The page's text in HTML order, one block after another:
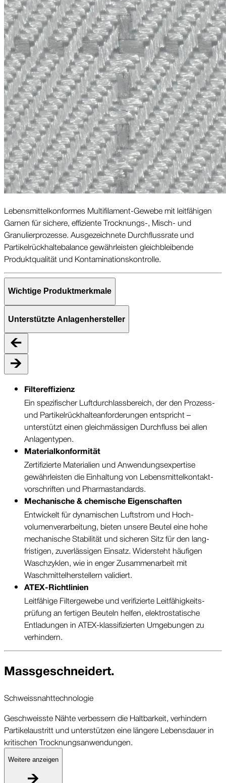
Lebensmittel­konformes Multi­filament-Gewebe mit leitfähigen
Garnen für sichere, effiziente Trocknungs-, Misch- und
Granulier­prozesse. Ausgezeichnete Durchfluss­rate und
Partikel­rückhalte­balance gewährleisten gleichbleibende
Produkt­qualität und Kontaminations­kontrolle.
Wichtige Produkt­merkmale
Unterstützte Anlagen­hersteller
Filter­effizienz
Ein spezifischer Luftdurchlass­bereich, der den Prozess-
und Partikel­rückhalte­anforderungen entspricht –
unterstützt einen gleichmässigen Durchfluss bei allen
Anlagen­typen.
Material­konformität
Zertifizierte Materialien und Anwendungs­expertise
gewährleisten die Einhaltung von Lebensmittel­kontakt­
vorschriften und Pharma­standards.
Mechanische & chemische Eigenschaften
Entwickelt für dynamischen Luftstrom und Hoch­
volumen­verarbeitung, bieten unsere Beutel eine hohe
mechanische Stabilität und sicheren Sitz für den lang­
fristigen, zuverlässigen Einsatz. Widersteht häufigen
Wasch­zyklen, wie in enger Zusammen­arbeit mit
Waschmittel­herstellern validiert.
ATEX-Richtlinien
Leitfähige Filter­gewebe und verifizierte Leitfähigkeits­
prüfung an fertigen Beuteln helfen, elektrostatische
Entladungen in ATEX-klassifizierten Umgebungen zu
verhindern.
Mass­geschneidert.
Schweiss­naht­technologie
Geschweisste Nähte verbessern die Haltbarkeit, verhindern
Partikel­austritt und unterstützen eine längere Lebens­dauer in
kritischen Trocknungs­anwendungen.
Weitere anzeigen